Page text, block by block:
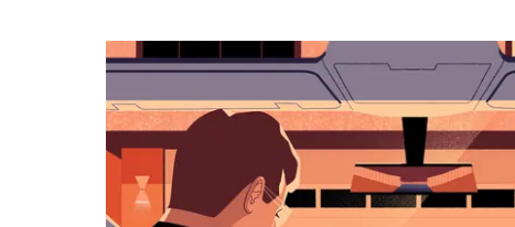
выбрать
дату.
закрыть
календарь,
нажмите
Esc.